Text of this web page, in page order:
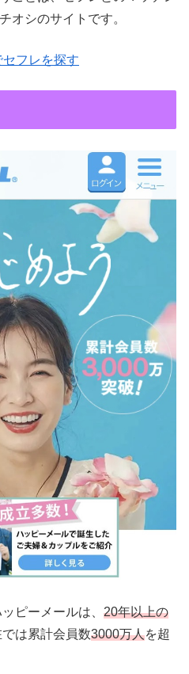
オシのサイトです。
フレを探す
ピーメールは、 20年以上の
は累計会員数3000万人を超